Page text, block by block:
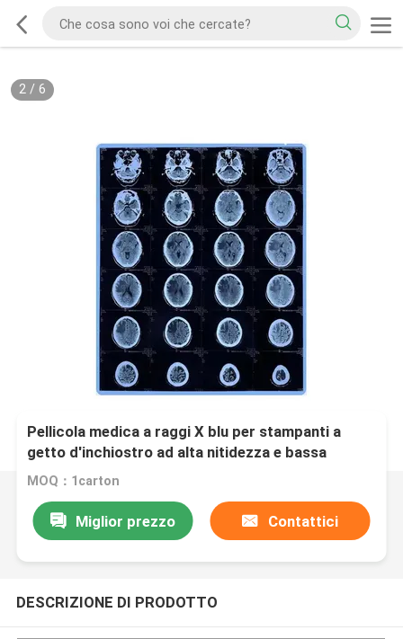
2/ 6
Pellicola medica a raggi X blu per stampanti a
getto d'inchiostro ad alta nitidezza e bassa
nebbia
MOQ：1carton
Miglior prezzo Contattici
DESCRIZIONE DI PRODOTTO